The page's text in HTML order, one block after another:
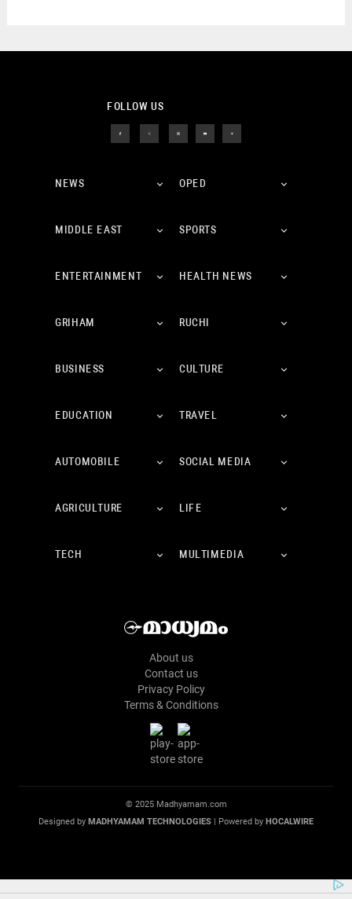
FOLLOW US
NEWS OPED
MIDDLE EAST SPORTS
ENTERTAINMENT HEALTH NEWS
GRIHAM RUCHI
BUSINESS CULTURE
EDUCATION TRAVEL
AUTOMOBILE SOCIAL MEDIA
AGRICULTURE LIFE
TECH MULTIMEDIA
About us
Contact us
Privacy Policy
Terms & Conditions
© 2025 Madhyamam.com
Designed by MADHYAMAM TECHNOLOGIES | Powered by HOCALWIRE